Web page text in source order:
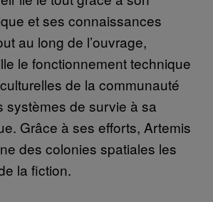
et ses connaissances
au long de l’ouvrage,
le fonctionnement technique
de la communauté
systèmes de survie à sa
Grâce à ses efforts, Artemis
des colonies spatiales les
la fiction.